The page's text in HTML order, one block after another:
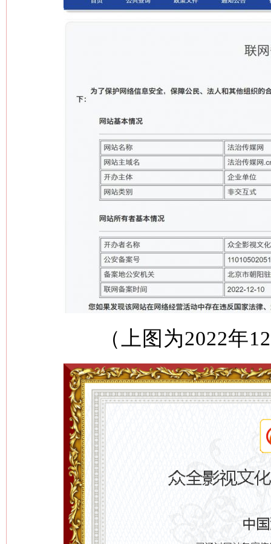
（上图为2022年